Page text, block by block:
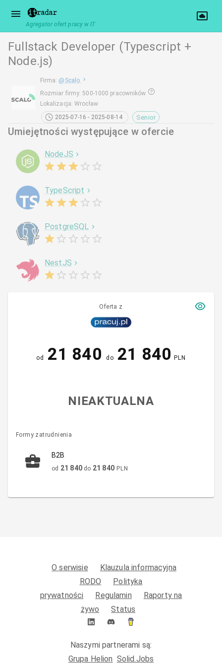
Agregator ofert pracy w IT
Fullstack Developer (Typescript +
Node.js)
Firma: @ Scalo
Rozmiar firmy: 500-1000 pracowników
Lokalizacja:Wrocław
2025-07-16 - 2025-08-14
Senior
Umiejętności występujące w ofercie
NodeJS
TypeScript
PostgreSQL
NestJS
Oferta z
od 21 840 do 21 840 PLN
NIEAKTUALNA
Formy zatrudnienia
B2B
od 21 840 do 21 840 PLN
O serwisie
Klauzula informacyjna
RODO
Polityka
prywatności
Regulamin
Raporty na
żywo
Status
Naszymi partnerami są:
Grupa Helion Solid.Jobs